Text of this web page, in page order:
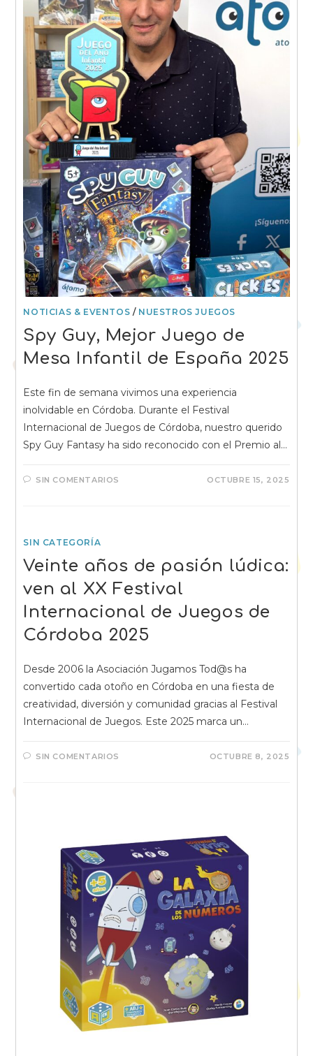
NOTICIAS & EVENTOS / NUESTROS JUEGOS
Spy Guy, Mejor Juego de
Mesa Infantil de España 2025
Este fin de semana vivimos una experiencia
inolvidable en Córdoba. Durante el Festival
Internacional de Juegos de Córdoba, nuestro querido
Spy Guy Fantasy ha sido reconocido con el Premio al…
SIN COMENTARIOS OCTUBRE 15, 2025
SIN CATEGORÍA
Veinte años de pasión lúdica:
ven al XX Festival
Internacional de Juegos de
Córdoba 2025
Desde 2006 la Asociación Jugamos Tod@s ha
convertido cada otoño en Córdoba en una fiesta de
creatividad, diversión y comunidad gracias al Festival
Internacional de Juegos. Este 2025 marca un…
SIN COMENTARIOS OCTUBRE 8, 2025